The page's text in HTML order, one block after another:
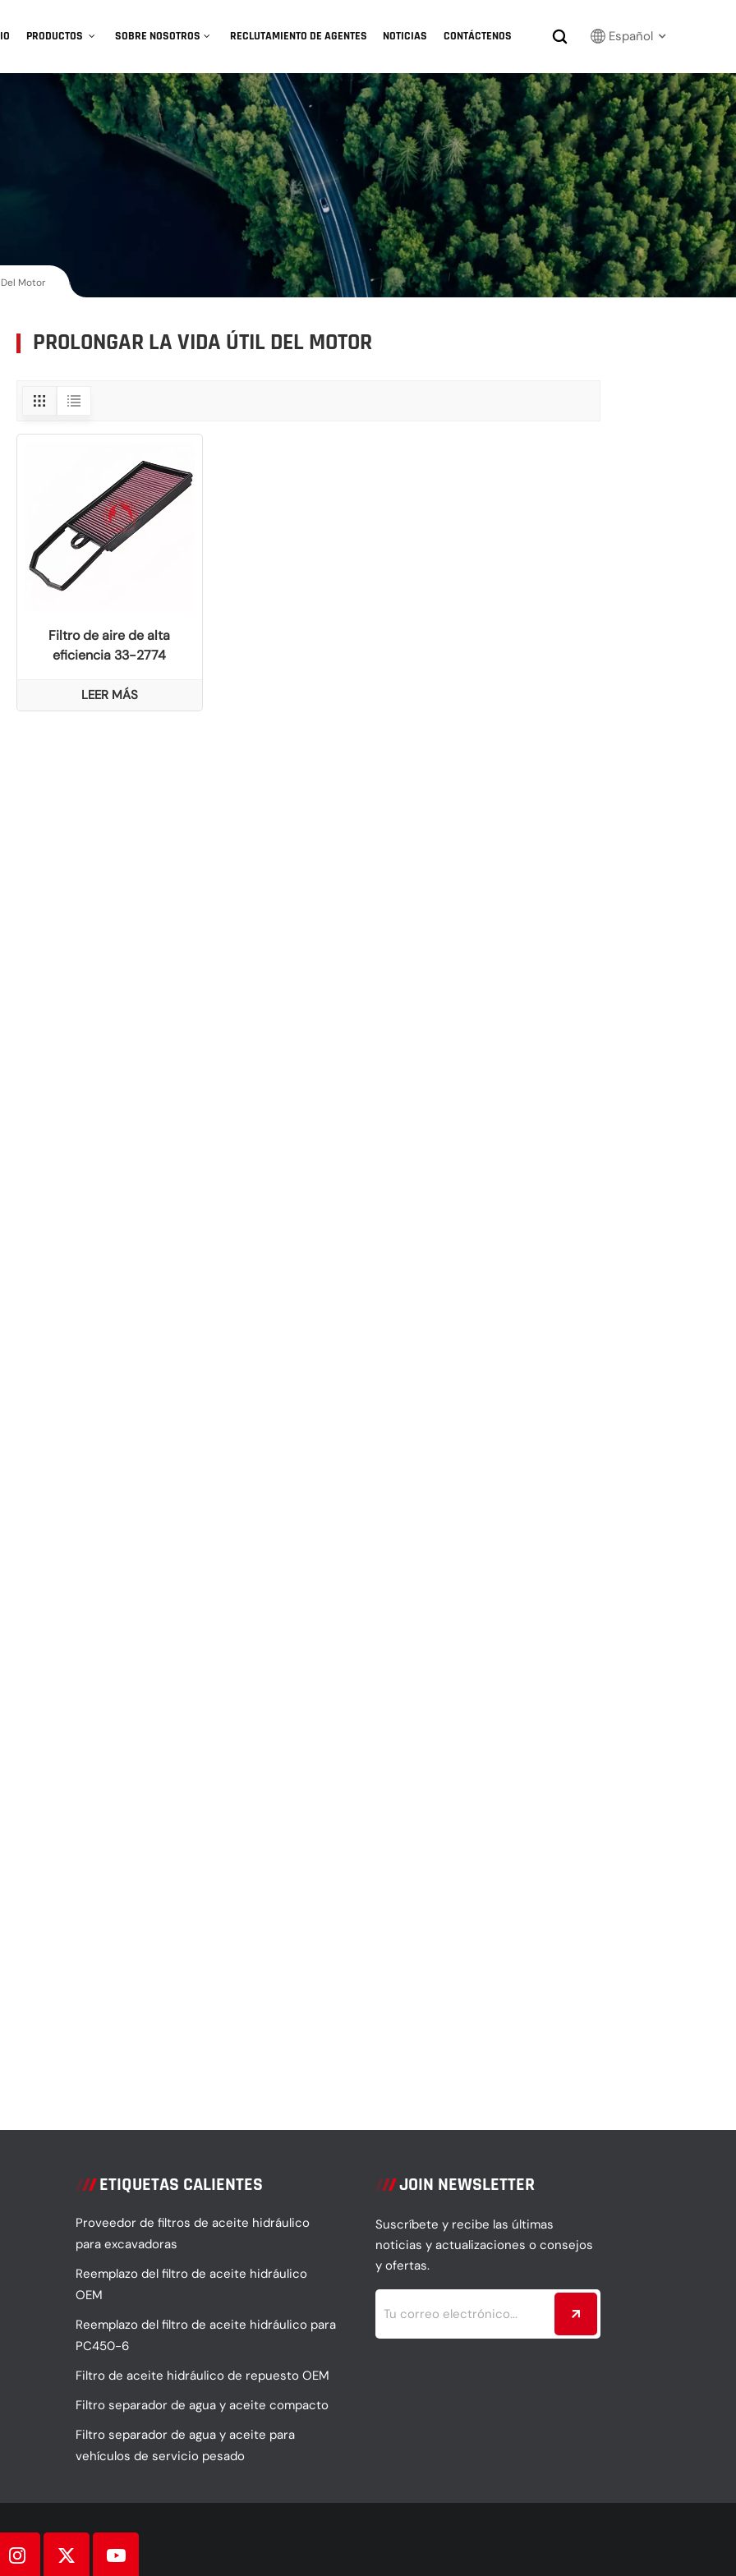
PRODUCTOS SOBRE NOSOTROS RECLUTAMIENTO DE AGENTES NOTICIAS CONTÁCTENOS Español
English
Français
Русский
بالعربية
español
한국어
Motor
PROLONGAR LA VIDA ÚTIL DEL MOTOR
Filtro de aire de alta
eficiencia 33-2774
original para VW
036129620c
LEER MÁS
ETIQUETAS CALIENTES
Proveedor de filtros de aceite hidráulico
para excavadoras
Reemplazo del filtro de aceite hidráulico
OEM
Reemplazo del filtro de aceite hidráulico para
PC450-6
Filtro de aceite hidráulico de repuesto OEM
Filtro separador de agua y aceite compacto
Filtro separador de agua y aceite para
vehículos de servicio pesado
JOIN NEWSLETTER
Suscríbete y recibe las últimas
noticias y actualizaciones o consejos
y ofertas.